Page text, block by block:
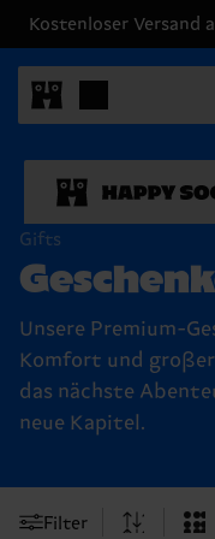
Kostenloser Versand
Gifts
Unsere Premium-
Komfort und
das nächste
neue Kapitel.
Filter